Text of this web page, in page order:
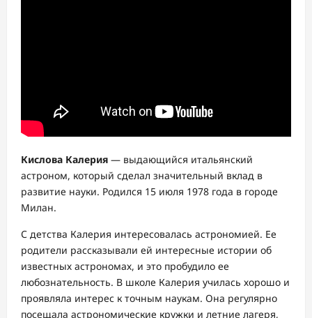
Кислова Калерия — выдающийся итальянский
астроном, который сделал значительный вклад в
развитие науки. Родился 15 июля 1978 года в городе
Милан.
С детства Калерия интересовалась астрономией. Ее
родители рассказывали ей интересные истории об
известных астрономах, и это пробудило ее
любознательность. В школе Калерия училась хорошо и
проявляла интерес к точным наукам. Она регулярно
посещала астрономические кружки и летние лагеря,